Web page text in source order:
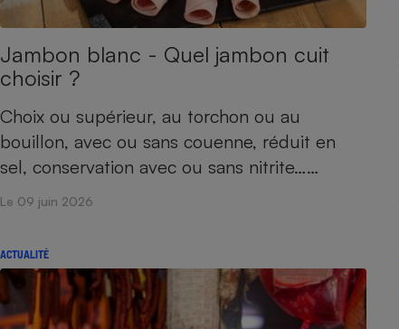
Jambon blanc - Quel jambon cuit
choisir ?
Choix ou supérieur, au torchon ou au
bouillon, avec ou sans couenne, réduit en
sel, conservation avec ou sans nitrite……
Le 09 juin 2026
ACTUALITÉ
alimentaire
Assurance
Gros électroménager
Petit
Lave-linge
Internet
Téléphonie
Téléviseur
Antimoustique